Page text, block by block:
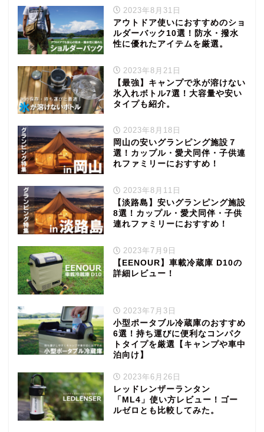
2023年8月31日
アウトドア使いにおすすめのショ
ルダーバック10選！防水・撥水
性に優れたアイテムを厳選。
2023年8月21日
【最強】キャンプで氷が溶けない
氷入れボトル7選！大容量や安い
タイプも紹介。
2023年8月18日
岡山の安いグランピング施設７
選！カップル・愛犬同伴・子供連
れファミリーにおすすめ！
2023年8月11日
【淡路島】安いグランピング施設
8選！カップル・愛犬同伴・子供
連れファミリーにおすすめ！
2023年7月9日
【EENOUR】車載冷蔵庫 D10の
詳細レビュー！
2023年7月3日
小型ポータブル冷蔵庫のおすすめ
6選！持ち運びに便利なコンパク
トタイプを厳選【キャンプや車中
泊向け】
2023年6月26日
レッドレンザーランタン
「ML4」使い方レビュー！ゴー
ルゼロとも比較してみた。